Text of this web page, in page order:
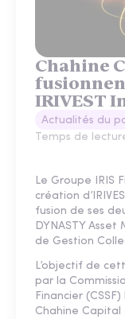
Chahine
IRIVEST
Actualités du
Temps de
Le Groupe IRIS
création
fusion de ses
DYNASTY
de Gestion
L’objectif de
par la
Financier
Chahine Capital